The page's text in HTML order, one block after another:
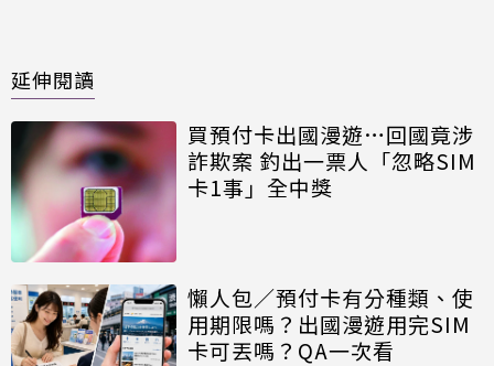
延伸閱讀
買預付卡出國漫遊…回國竟涉
詐欺案 釣出一票人「忽略SIM
卡1事」全中獎
懶人包／預付卡有分種類、使
用期限嗎？出國漫遊用完SIM
卡可丟嗎？QA一次看